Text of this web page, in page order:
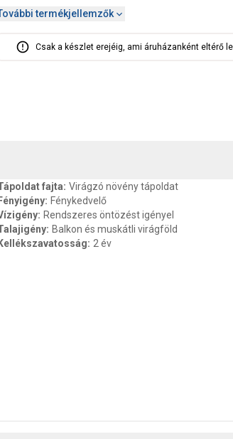
termékjellemzők
Csak a készlet erejéig, ami áruházanként eltérő
fajta: Virágzó növény tápoldat
Fényigény: Fénykedvelő
: Rendszeres öntözést igényel
: Balkon és muskátli virágföld
Kellékszavatosság: 2 év